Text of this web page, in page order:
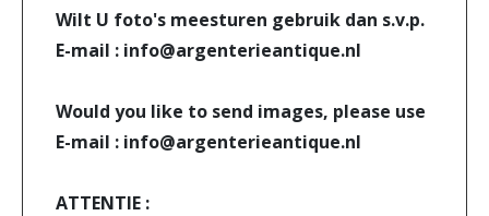
Wilt U foto's meesturen gebruik dan s.v.p.
E-mail : info@argenterieantique.nl
Would you like to send images, please use
E-mail : info@argenterieantique.nl
ATTENTIE :